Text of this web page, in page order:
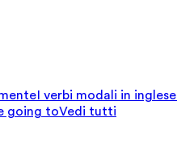
I verbi modali in inglese
going toVedi tutti